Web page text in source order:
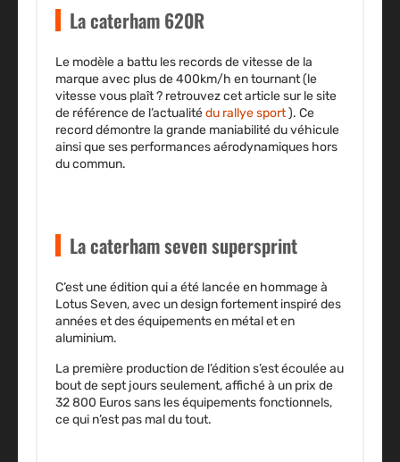
La caterham 620R
Le modèle a battu les records de vitesse de la
marque avec plusde400km/h en tournant (le
vitesse vous plaît ? retrouvez cet article sur le site
de référence de l’actualitédu rallye sport). Ce
record démontre la grande maniabilité du véhicule
ainsi que ses performances aérodynamiques hors
du commun.
La caterham seven supersprint
C’est une édition qui a été lancéeen hommage à
Lotus Seven, avec un design fortement inspiré des
années et des équipements en métal et en
aluminium.
La première production de l’édition s’est écoulée au
bout desept jours seulement, affiché à un prix de
32 800 Euros sans les équipements fonctionnels,
ce qui n’est pas mal du tout.